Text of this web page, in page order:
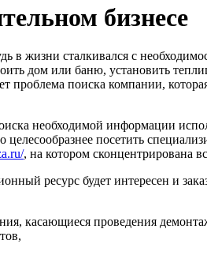
бизнесе
в жизни сталкивался с
дом или баню, установить
проблема поиска компании,
необходимой информации
целесообразнее посетить
, на котором сконцентрирована
ресурс будет интересен и
касающиеся проведения